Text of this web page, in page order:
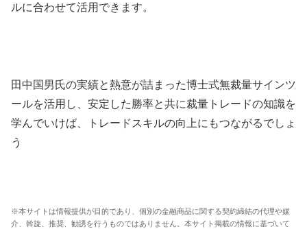
ルに合わせて活用できます。
田中国男氏の実績と熱意が詰まった博士式無裁量サインツ
ールを活用し、安定した勝率と共に裁量トレードの知識を
学んでいけば、トレードスキルの向上にもつながるでしょ
う
※本サイトは情報提供が目的であり、個別の金融商品に関する契約締結の代理や媒
介、斡旋、推奨、勧誘を行うものではありません。本サイト掲載の情報に基づいて